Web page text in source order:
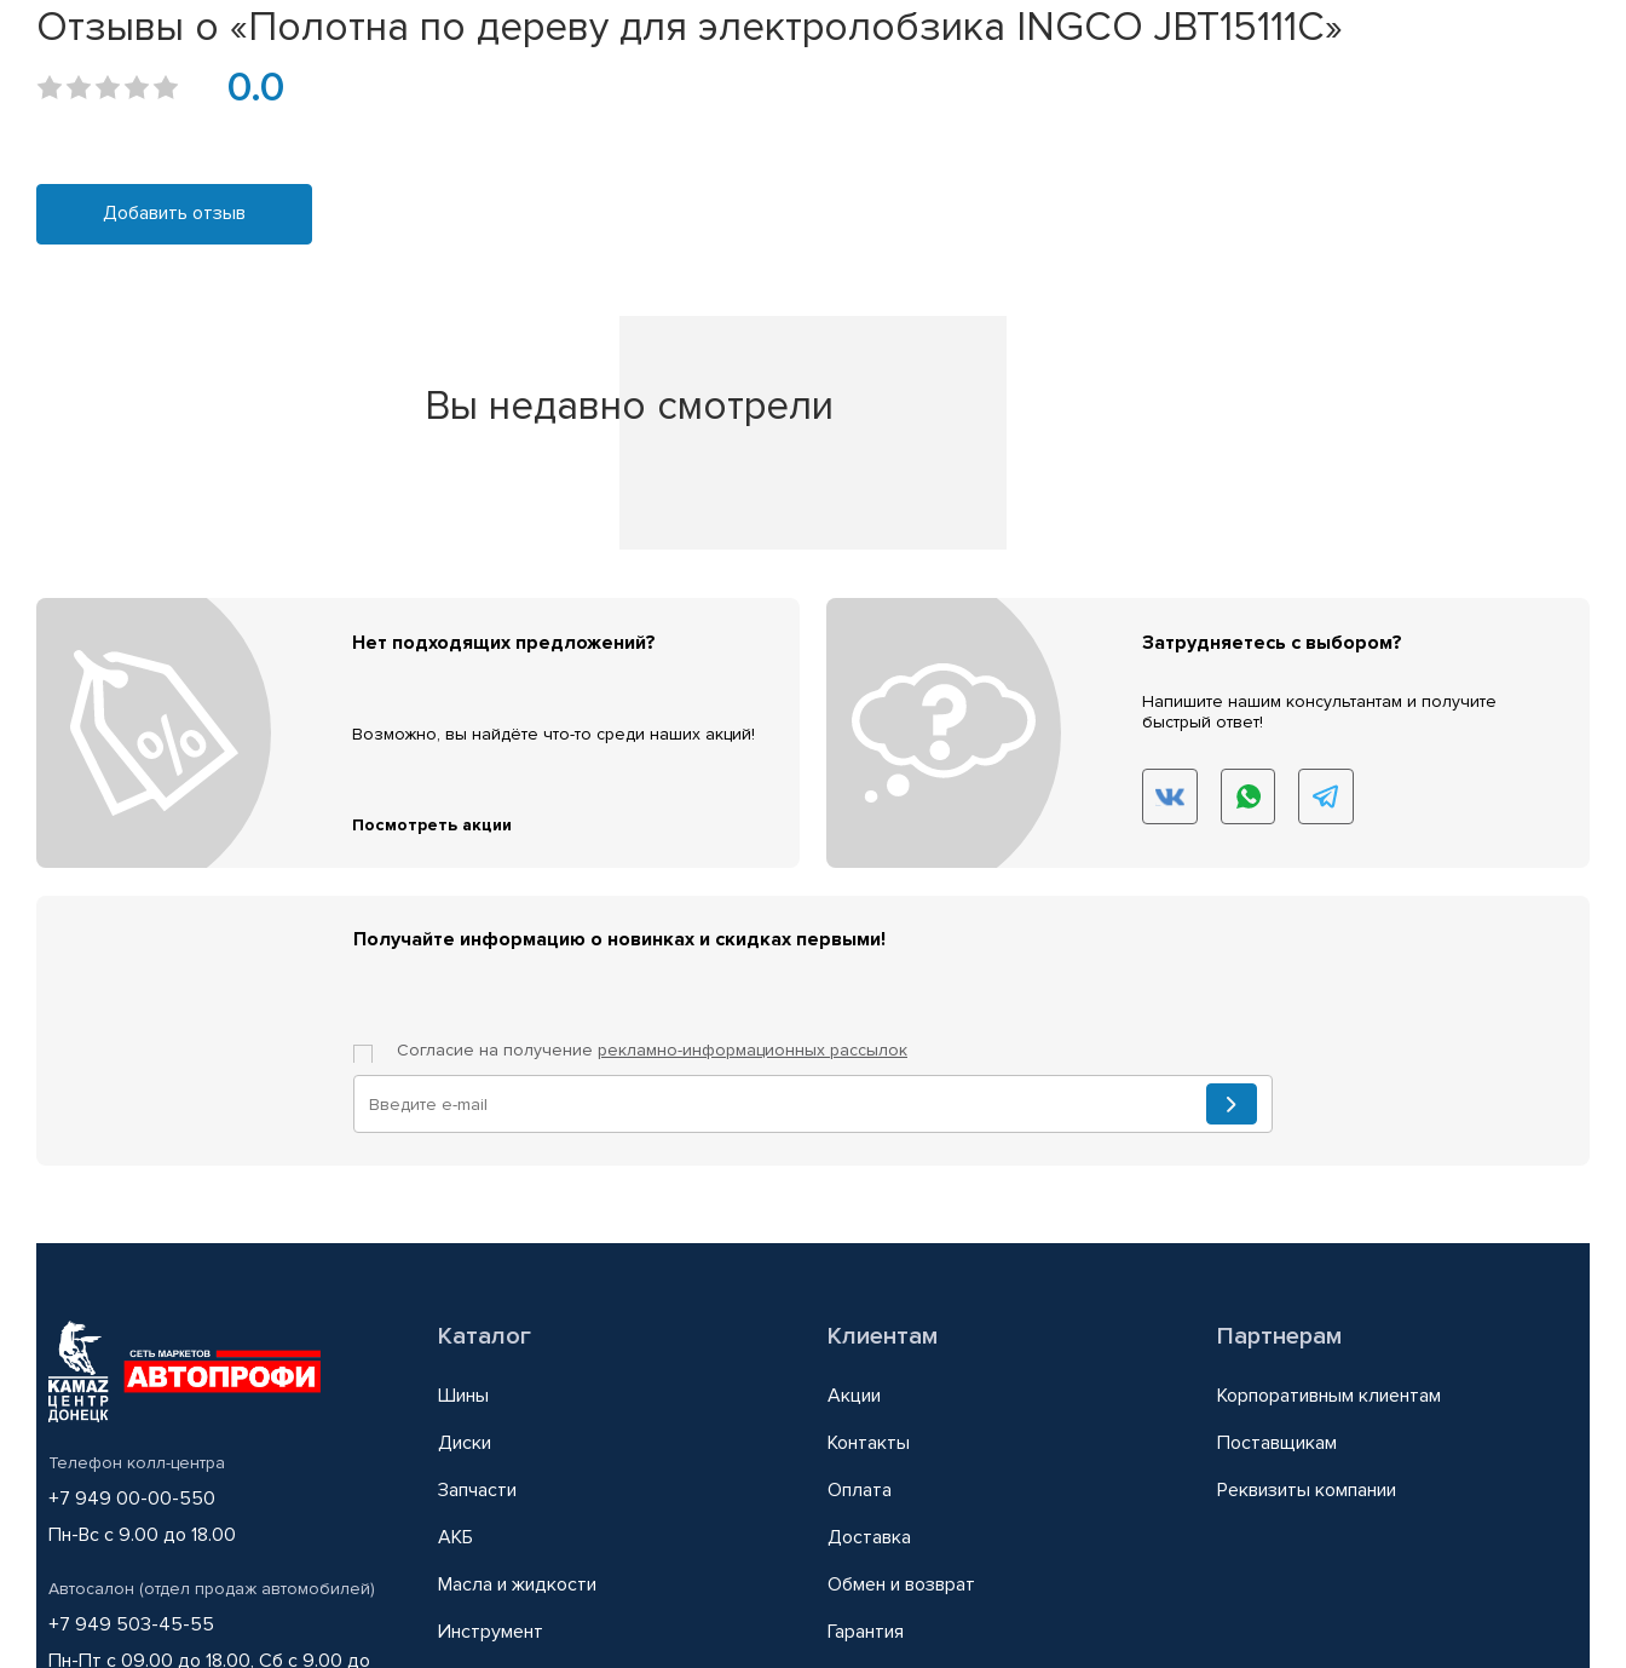
Отзывы о «Полотна по дереву для электролобзика INGCO JBT15111C»
0.0
Добавить отзыв
Вы недавно смотрели
Нет подходящих предложений?
Возможно, вы найдёте что-то среди наших акций!
Посмотреть акции
Затрудняетесь с выбором?
Напишите нашим консультантам и получите
быстрый ответ!
Получайте информацию о новинках и скидках первыми!
Согласие на получение рекламно-информационных рассылок
Телефон колл-центра
+7 949 00-00-550
Пн-Вс с 9.00 до 18.00
Автосалон (отдел продаж автомобилей)
+7 949 503-45-55
Пн-Пт с 09.00 до 18.00, Сб с 9.00 до
Каталог
Шины
Диски
Запчасти
АКБ
Масла и жидкости
Инструмент
Клиентам
Акции
Контакты
Оплата
Доставка
Обмен и возврат
Гарантия
Партнерам
Корпоративным клиентам
Поставщикам
Реквизиты компании